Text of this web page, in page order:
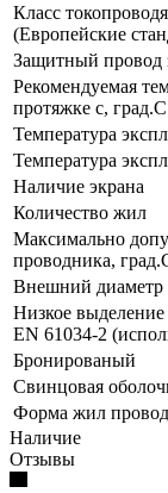
Класс
(Европейские
Защитный провод
Рекомендуемая
протяжке с, град.C
Температура
Температура
Наличие экрана
Количество жил
Максимально
проводника,
Внешний диаметр
Низкое
EN 61034-2
Бронированый
Свинцовая
Форма жил
Наличие
Отзывы